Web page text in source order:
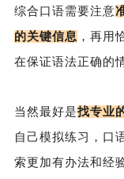
综合口语需要注意
的关键信息 ，再用
在保证语法正确的
当然最好是找专业
自己模拟练习，口
索更加有办法和经